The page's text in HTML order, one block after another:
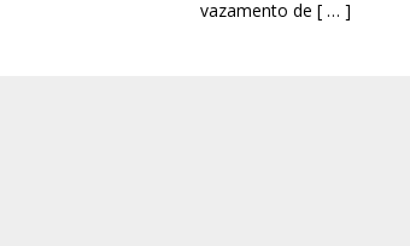
vazamento de [ … ]